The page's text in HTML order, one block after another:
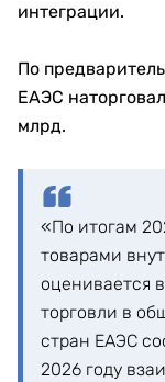
интеграции.
По
ЕАЭС
млрд.
«По итогам
товарами
оценивается
торговли в
стран ЕАЭС
2026 году